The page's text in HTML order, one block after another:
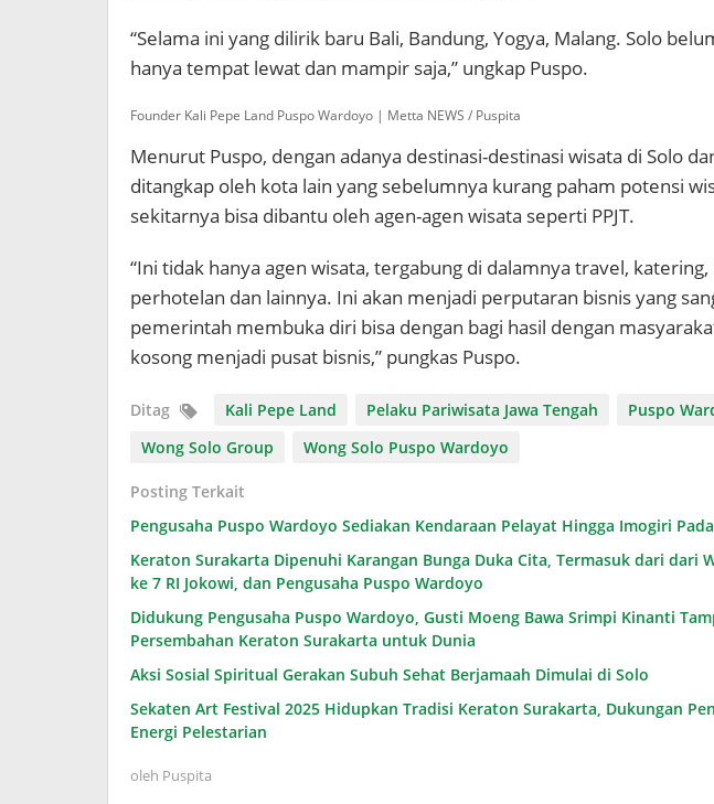
“Selama ini yang dilirik baru Bali, Bandung, Yogya, Malang. Solo
hanya tempat lewat dan mampir saja,” ungkap Puspo.
Founder Kali Pepe Land Puspo Wardoyo | Metta NEWS / Puspita
Menurut Puspo, dengan adanya destinasi-destinasi wisata di Solo
ditangkap oleh kota lain yang sebelumnya kurang paham potensi
sekitarnya bisa dibantu oleh agen-agen wisata seperti PPJT.
“Ini tidak hanya agen wisata, tergabung di dalamnya travel,
perhotelan dan lainnya. Ini akan menjadi perputaran bisnis yang
pemerintah membuka diri bisa dengan bagi hasil dengan
kosong menjadi pusat bisnis,” pungkas Puspo.
Ditag Kali Pepe Land Pelaku Pariwisata Jawa Tengah
Puspo
Wong Solo Group
Wong Solo Puspo Wardoyo
Posting Terkait
Pengusaha Puspo Wardoyo Sediakan Kendaraan Pelayat Hingga Imogiri
Keraton Surakarta Dipenuhi Karangan Bunga Duka Cita, Termasuk dari dari
ke 7 RI Jokowi, dan Pengusaha Puspo Wardoyo
Didukung Pengusaha Puspo Wardoyo, Gusti Moeng Bawa Srimpi Kinanti
Persembahan Keraton Surakarta untuk Dunia
Aksi Sosial Spiritual Gerakan Subuh Sehat Berjamaah Dimulai di Solo
Sekaten Art Festival 2025 Hidupkan Tradisi Keraton Surakarta, Dukungan
Energi Pelestarian
oleh Puspita